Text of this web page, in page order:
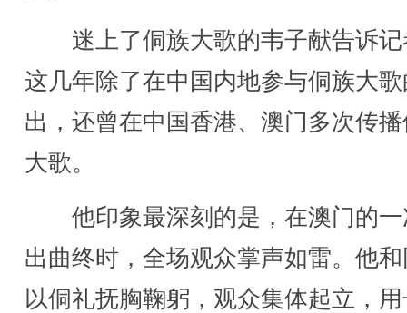
迷上了侗族大歌的韦子献告诉记
这几年除了在中国内地参与侗族大
出，还曾在中国香港、澳门多次传
大歌。
他印象最深刻的是，在澳门的一
出曲终时，全场观众掌声如雷。他
以侗礼抚胸鞠躬，观众集体起立，